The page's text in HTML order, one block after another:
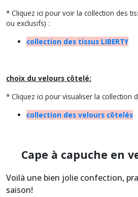
* Cliquez ici pour voir la collection des
ou exclusifs) :
collection des tissus LIBERTY
choix du velours côtelé:
* Cliquez ici pour visualiser la collection
collection des velours côtelés
Cape à capuche en
Voilà une bien jolie confection,
saison!